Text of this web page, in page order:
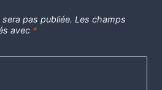
pas publiée. Les champs
avec *